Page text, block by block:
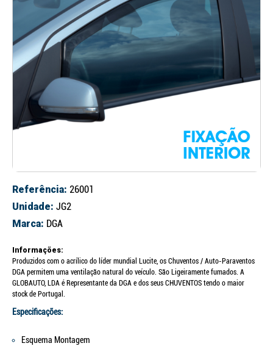
Referência: 26001
Unidade: JG2
Marca: DGA
Informações:
Produzidos com o acrílico do líder mundial Lucite, os Chuventos / Auto-Paraventos
DGA permitem uma ventilação natural do veículo. São Ligeiramente fumados. A
GLOBAUTO, LDA é Representante da DGA e dos seus CHUVENTOS tendo o maior
stock de Portugal.
Especificações:
Esquema Montagem